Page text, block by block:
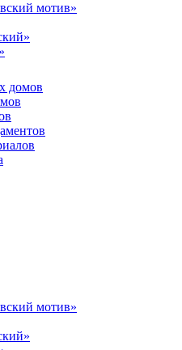
мотив»
домов
мотив»